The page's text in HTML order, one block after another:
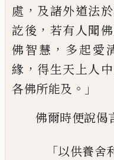
處 ， 及諸外道法
訖後 ， 若有人聞
佛智慧 ， 多起愛
緣 ， 得生天上人中
各佛所能及 。」
佛爾時便說偈
「以供養舍